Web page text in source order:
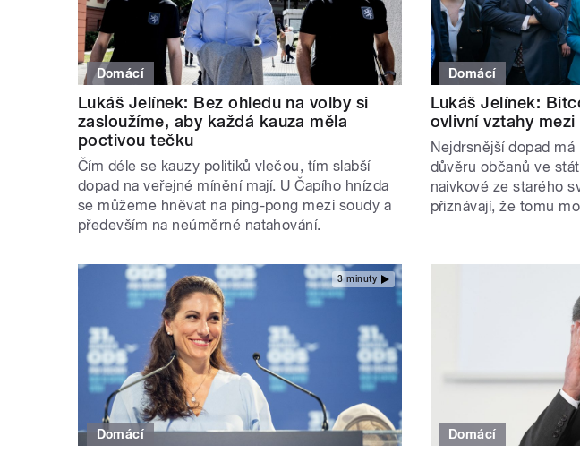
Domácí
Lukáš Jelínek: Bez ohledu na volby si
zasloužíme, aby každá kauza měla
poctivou tečku
Čím déle se kauzy politiků vlečou, tím slabší
dopad na veřejné mínění mají. U Čapího hnízda
se můžeme hněvat na ping-pong mezi soudy a
především na neúměrné natahování.
Domácí
Lukáš Jelínek:
ovlivní vztahy mezi
Nejdrsnější dopad
důvěru občanů ve
naivkové ze starého
přiznávají, že tomu
3 minuty
Domácí Domácí